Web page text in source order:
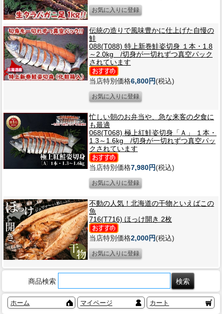
伝統の造りで風味豊かに仕上げた自慢の
鮭
088(T088) 特上新巻鮭姿切身 １本・1.8
～2.0kg /切身が一切れずつ真空パック
されています
当店特別価格6,800円(税込)
忙しい朝のお弁当や、急な来客の夕食に
も最適
068(T068) 極上紅鮭姿切身「Ａ」 １本・
1.3～1.6kg /切身が一切れずつ真空パッ
クされています
当店特別価格7,980円(税込)
不動の人気！北海道の干物といえばこの
魚
716(T716) ほっけ開き 2枚
当店特別価格2,000円(税込)
商品検索
ホーム マイページ カート